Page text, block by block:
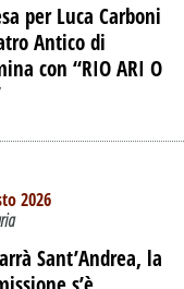
-
per Luca Carboni
Antico di
con “RIO ARI O
2026
Sant’Andrea, la